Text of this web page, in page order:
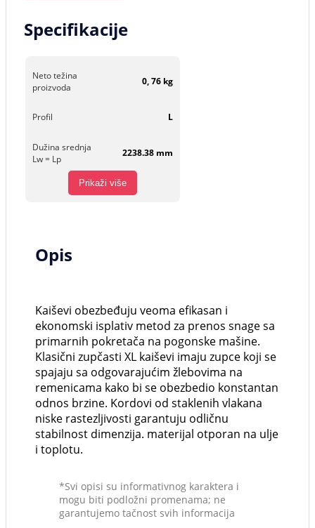
Specifikacije
Neto težina
proizvoda
0, 76 kg
Profil L
Dužina srednja
Lw = Lp
2238.38 mm
Prikaži više
Opis
Kaiševi obezbeđuju veoma efikasan i
ekonomski isplativ metod za prenos snage sa
primarnih pokretača na pogonske mašine.
Klasični zupčasti XL kaiševi imaju zupce koji se
spajaju sa odgovarajućim žlebovima na
remenicama kako bi se obezbedio konstantan
odnos brzine. Kordovi od staklenih vlakana
niske rastezljivosti garantuju odličnu
stabilnost dimenzija. materijal otporan na ulje
i toplotu.
*Svi opisi su informativnog karaktera i
mogu biti podložni promenama; ne
garantujemo tačnost svih informacija